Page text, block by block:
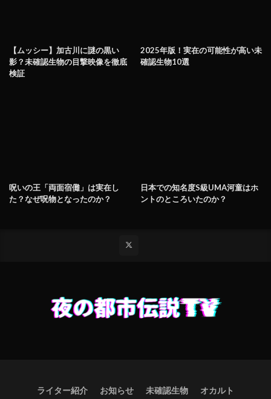
【ムッシー】加古川に謎の黒い
影？未確認生物の目撃映像を徹底
検証
2025年版！実在の可能性が高い未
確認生物10選
呪いの王「両面宿儺」は実在し
た？なぜ呪物となったのか？
日本での知名度S級UMA河童はホ
ントのところいたのか？
ライター紹介 お知らせ 未確認生物
オカルト